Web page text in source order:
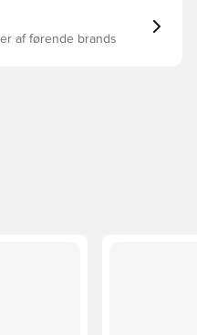
af førende brands